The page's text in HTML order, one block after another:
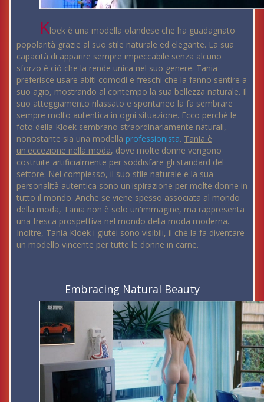
Kloek è una modella olandese che ha guadagnato
popolarità grazie al suo stile naturale ed elegante. La sua
capacità di apparire sempre impeccabile senza alcuno
sforzo è ciò che la rende unica nel suo genere. Tania
preferisce usare abiti comodi e freschi che la fanno sentire a
suo agio, mostrando al contempo la sua bellezza naturale. Il
suo atteggiamento rilassato e spontaneo la fa sembrare
sempre molto autentica in ogni situazione. Ecco perché le
foto della Kloek sembrano straordinariamente naturali,
nonostante sia una modella professionista. Tania è
un'eccezione nella moda, dove molte donne vengono
costruite artificialmente per soddisfare gli standard del
settore. Nel complesso, il suo stile naturale e la sua
personalità autentica sono un'ispirazione per molte donne in
tutto il mondo. Anche se viene spesso associata al mondo
della moda, Tania non è solo un'immagine, ma rappresenta
una fresca prospettiva nel mondo della moda moderna.
Inoltre, Tania Kloek i glutei sono visibili, il che la fa diventare
un modello vincente per tutte le donne in carne.
Embracing Natural Beauty